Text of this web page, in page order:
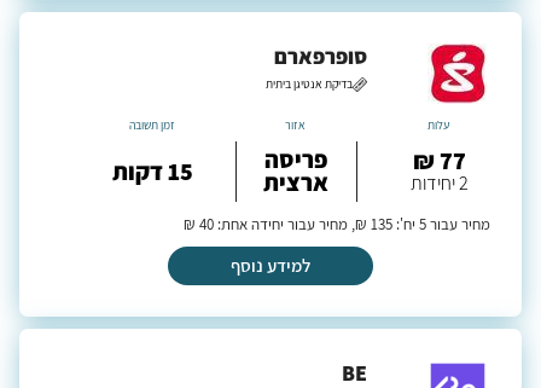
סופרפארם
בדיקת אנטיגן ביתית
עלות
77 ₪
2 יחידות
אזור
פריסה
ארצית
זמן תשובה
15 דקות
מחיר עבור 5 יח': 135 ₪, מחיר עבור יחידה אחת: 40 ₪
למידע נוסף
BE